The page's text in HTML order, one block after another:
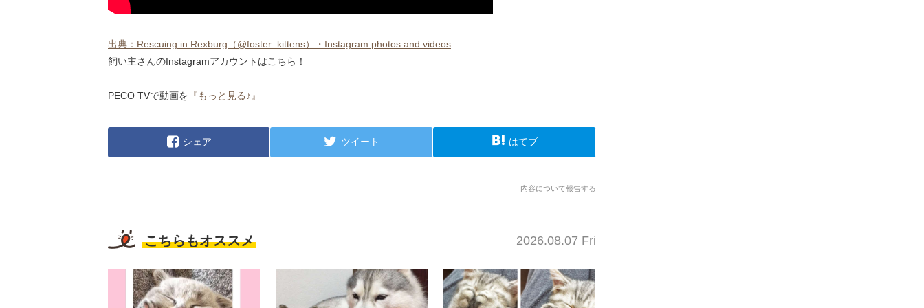
出典：Rescuing in Rexburg（@foster_kittens）・Instagram photos and videos
飼い主さんのInstagramアカウントはこちら！
PECO TVで動画を 『もっと見る♪』
シェア ツイート はてブ
内容について報告する
こちらもオススメ 2026.08.07 Fri